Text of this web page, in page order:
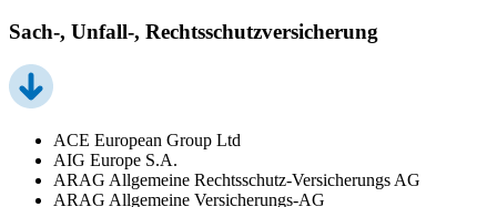
Sach-, Unfall-, Rechtsschutzversicherung
ACE European Group Ltd
AIG Europe S.A.
ARAG Allgemeine Rechtsschutz-Versicherungs AG
ARAG Allgemeine Versicherungs-AG